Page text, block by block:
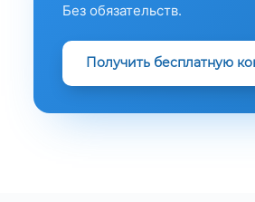
Без обязательств.
Получить бесплатную